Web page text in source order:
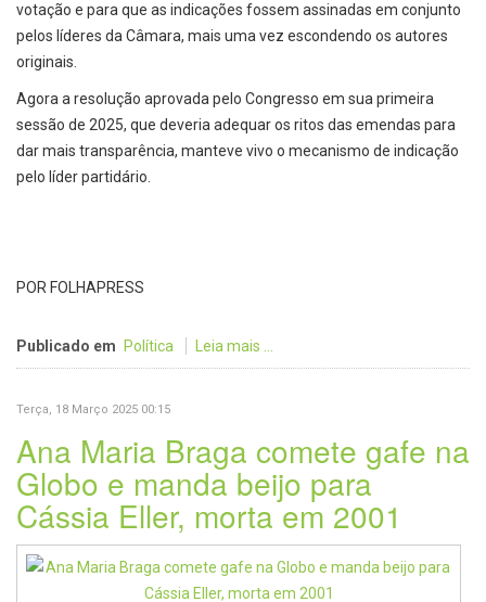
votação e para que as indicações fossem assinadas em conjunto
pelos líderes da Câmara, mais uma vez escondendo os autores
originais.
Agora a resolução aprovada pelo Congresso em sua primeira
sessão de 2025, que deveria adequar os ritos das emendas para
dar mais transparência, manteve vivo o mecanismo de indicação
pelo líder partidário.
POR FOLHAPRESS
Publicado em Política Leia mais ...
Terça, 18 Março 2025 00:15
Ana Maria Braga comete gafe na
Globo e manda beijo para
Cássia Eller, morta em 2001